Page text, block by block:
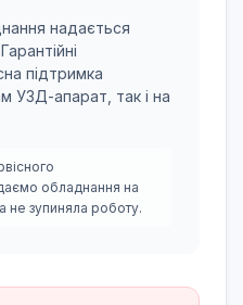
надається
підтримка
УЗД-апарат, так і на
обладнання на
не зупиняла роботу.